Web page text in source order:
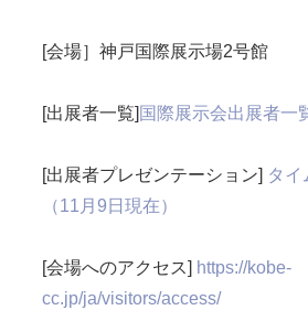
[会場］神戸国際展示場2号館
[出展者一覧] 国際展示会出展者一
[出展者プレゼンテーション] タイ
（11月9日現在）
[会場へのアクセス] https://kobe-
cc.jp/ja/visitors/access/